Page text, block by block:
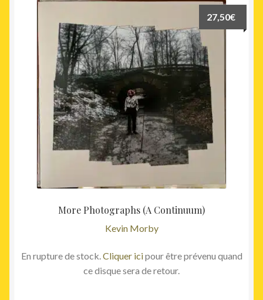
More Photographs (A Continuum)
Kevin Morby
27,50€
En rupture de stock.Cliquer icipour être prévenu quand
ce disque sera de retour.